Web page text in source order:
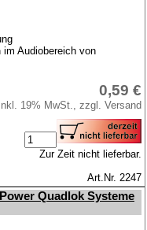
Audiobereich von
0,59 €
inkl. 19% MwSt., zzgl. Versand
Zur Zeit nicht lieferbar.
Art.Nr. 2247
Quadlok Systeme